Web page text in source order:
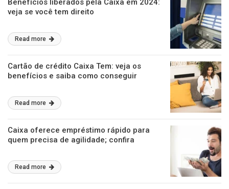
Benefícios liberados pela Caixa em 2024:
veja se você tem direito
Read more
Cartão de crédito Caixa Tem: veja os
benefícios e saiba como conseguir
Read more
Caixa oferece empréstimo rápido para
quem precisa de agilidade; confira
Read more